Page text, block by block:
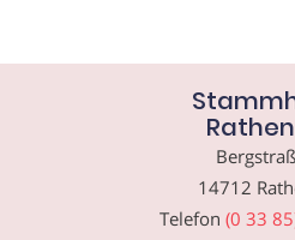
14712
Telefon (0 33